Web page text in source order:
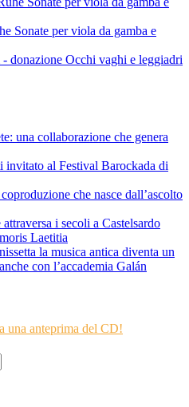
Sonate per viola da gamba e
Occhi vaghi e leggiadri
una collaborazione che genera
invitato al Festival Barockada di
che nasce dall’ascolto
i secoli a Castelsardo
Laetitia
la musica antica diventa un
con l’accademia Galán
una anteprima del CD!